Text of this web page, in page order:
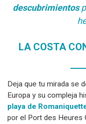
descubrimientos
LA COSTA
Deja que tu mirada se
Europa y su compleja
playa de
por el Port des Heures